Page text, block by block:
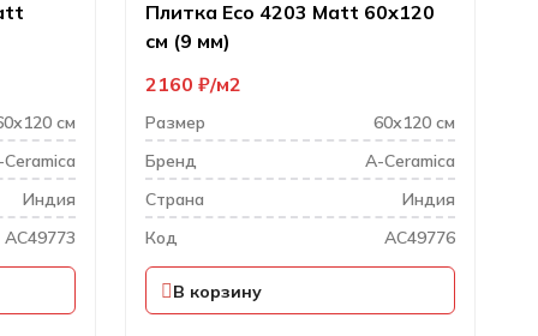
см
Индия
AC49773
Плитка Eco 4203 Matt 60х120
см (9 мм)
2160 ₽ м2
Размер
60х120 см
Бренд
A-Ceramica
Cтрана
Индия
Код
AC49776
В корзину